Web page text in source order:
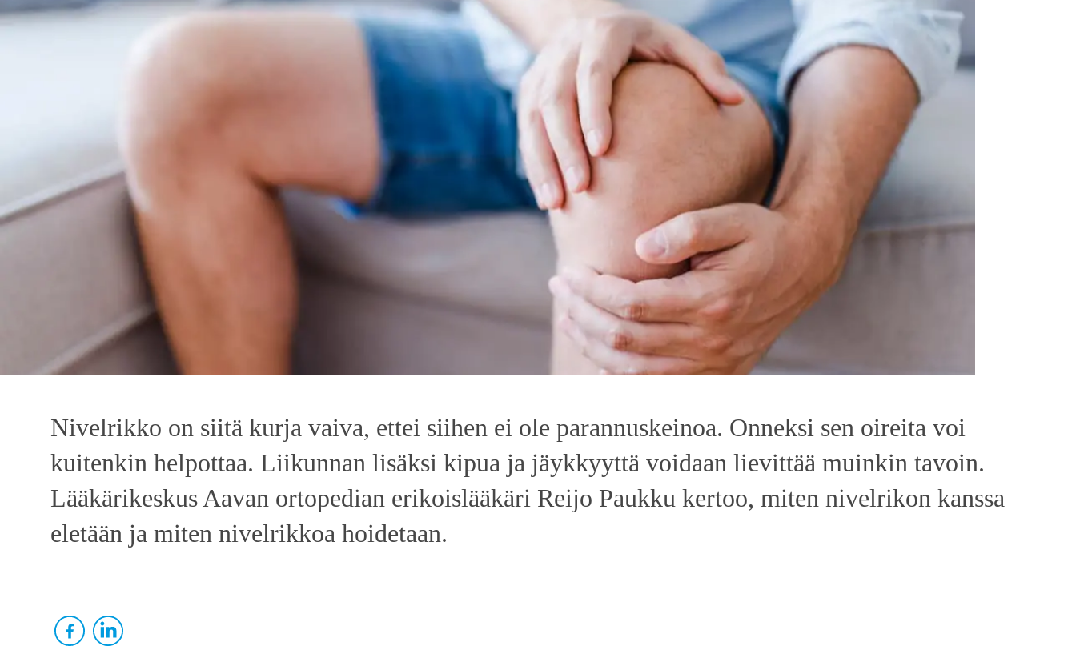
Nivelrikko on siitä kurja vaiva, ettei siihen ei ole parannuskeinoa. Onneksi sen oireita voi
kuitenkin helpottaa. Liikunnan lisäksi kipua ja jäykkyyttä voidaan lievittää muinkin tavoin.
Lääkärikeskus Aavan ortopedian erikoislääkäri Reijo Paukku kertoo, miten nivelrikon kanssa
eletään ja miten nivelrikkoa hoidetaan.